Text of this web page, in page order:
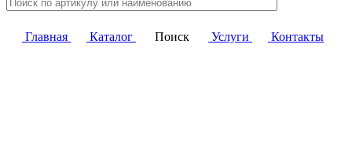
Главная Каталог Поиск Услуги Контакты